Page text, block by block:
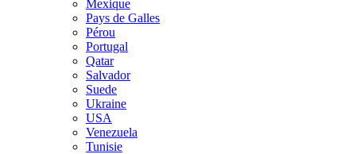
Mexique
Pays de Galles
Pérou
Portugal
Qatar
Salvador
Suede
Ukraine
USA
Venezuela
Tunisie